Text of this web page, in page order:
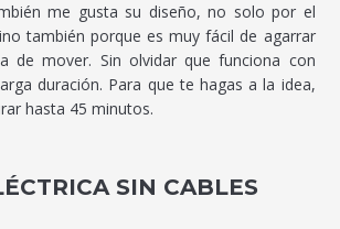
me gusta su diseño, no solo por el
también porque es muy fácil de agarrar
de mover. Sin olvidar que funciona con
duración. Para que te hagas a la idea,
hasta 45 minutos.
SIN CABLES